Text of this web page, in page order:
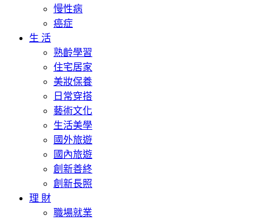
慢性病
癌症
生 活
熟齡學習
住宅居家
美妝保養
日常穿搭
藝術文化
生活美學
國外旅遊
國內旅遊
創新善終
創新長照
理 財
職場就業